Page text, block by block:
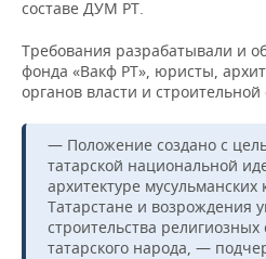
составе ДУМ РТ.
Требования разрабатывали и
фонда «Вакф РТ», юристы,
органов власти и строительной
— Положение создано с
татарской национальной
архитектуре мусульманских
Татарстане и возрождения
строительства
татарского народа, —